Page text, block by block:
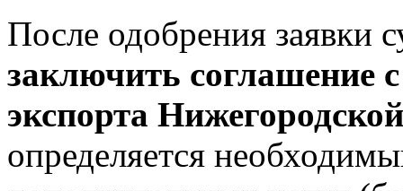
После одобрения заявки
заключить соглашение
экспорта
определяется